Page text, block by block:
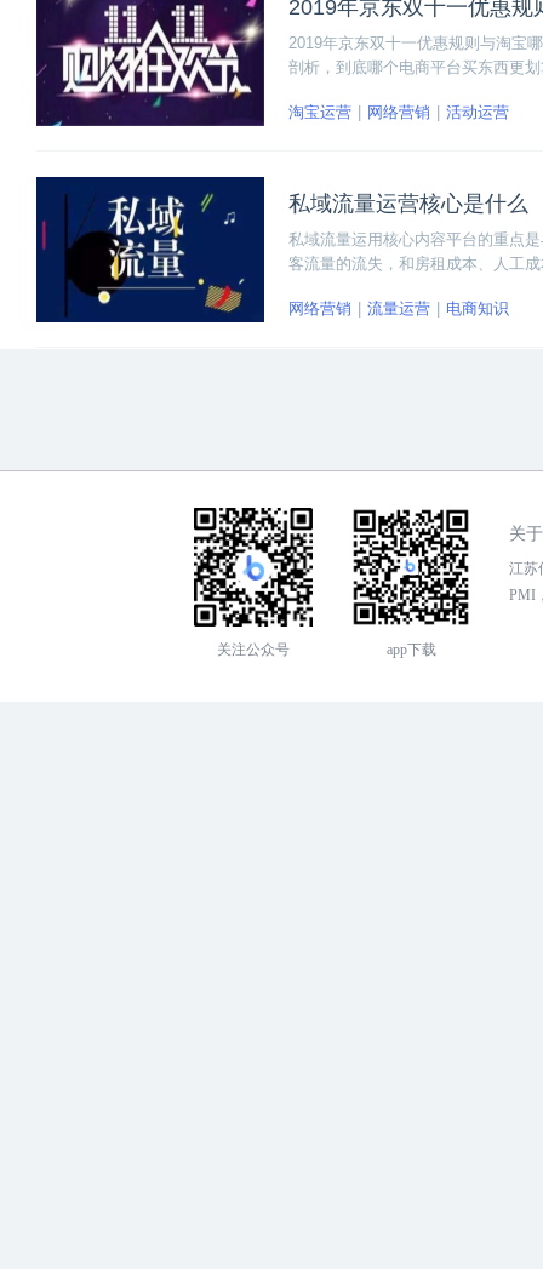
2019年京东双十一优惠规
2019年京东双十一优惠规则与淘宝
剖析，到底哪个电商平台买东西更
淘宝运营 网络营销 活动运营
私域流量运营核心是什么
私域流量运用核心内容平台的重点
客流量的流失，和房租成本、人工
网络营销
流量运营 电商知识
关注公众号 app下载
关
江苏
PMI